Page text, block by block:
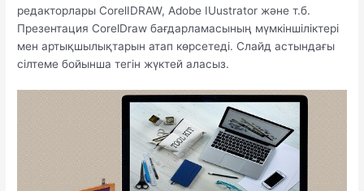
редакторлары CorelIDRAW, Adobe IUustrator және т.б.
Презентация CorelDraw бағдарламасының мүмкіншіліктері
мен артықшылықтарын атап көрсетеді. Слайд астындағы
сілтеме бойынша тегін жүктей аласыз.